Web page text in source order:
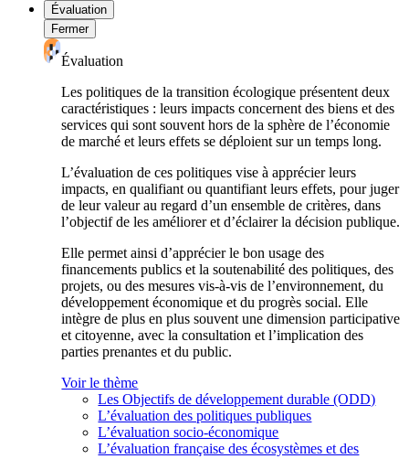
Évaluation
Fermer
Évaluation
Les politiques de la transition écologique présentent deux
caractéristiques : leurs impacts concernent des biens et des
services qui sont souvent hors de la sphère de l’économie
de marché et leurs effets se déploient sur un temps long.
L’évaluation de ces politiques vise à apprécier leurs
impacts, en qualifiant ou quantifiant leurs effets, pour juger
de leur valeur au regard d’un ensemble de critères, dans
l’objectif de les améliorer et d’éclairer la décision publique.
Elle permet ainsi d’apprécier le bon usage des
financements publics et la soutenabilité des politiques, des
projets, ou des mesures vis-à-vis de l’environnement, du
développement économique et du progrès social. Elle
intègre de plus en plus souvent une dimension participative
et citoyenne, avec la consultation et l’implication des
parties prenantes et du public.
Voir le thème
Les Objectifs de développement durable (ODD)
L’évaluation des politiques publiques
L’évaluation socio-économique
L’évaluation française des écosystèmes et des